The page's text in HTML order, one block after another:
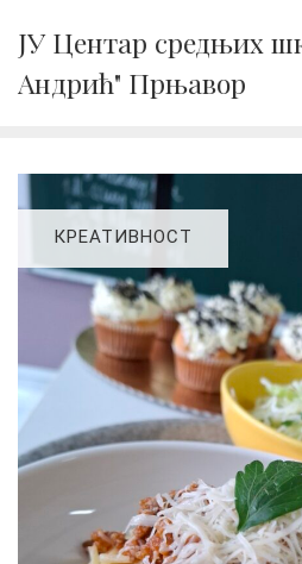
content
ЈУ Центар средњих
Андрић" Прњавор
КРЕАТИВНОСТ